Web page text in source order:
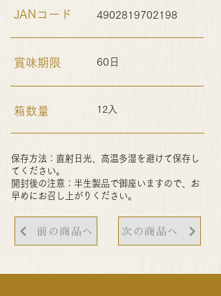
JANコード 4902819702198
賞味期限 60日
箱数量 12入
保存方法：直射日光、高温多湿を避けて保存し
てください。
開封後の注意：半生製品で御座いますので、お
早めにお召し上がりください。
前の商品へ 次の商品へ